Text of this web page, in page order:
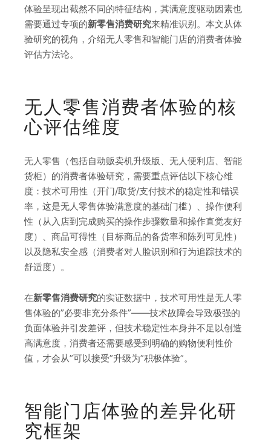
体验呈现出截然不同的特征结构，其满意度驱动因素也
需要通过专项的新零售消费研究来精准识别。本文从体
验研究的视角，介绍无人零售和智能门店的消费者体验
评估方法论。
无人零售消费者体验的核
心评估维度
无人零售（包括自动贩卖机升级版、无人便利店、智能
货柜）的消费者体验研究，需要重点评估以下核心维
度：技术可用性（开门/取货/支付技术的稳定性和错误
率，这是无人零售体验满意度的基础门槛）、操作便利
性（从入店到完成购买的操作步骤数量和操作直觉友好
度）、商品可得性（目标商品的备货率和陈列可见性）
以及隐私安全感（消费者对人脸识别和行为追踪技术的
舒适度）。
在新零售消费研究的实证数据中，技术可用性是无人零
售体验的”必要非充分条件”——技术故障会导致极强的
负面体验并引发差评，但技术稳定性本身并不足以创造
高满意度，消费者还需要感受到明确的购物便利性价
值，才会从”可以接受”升级为”积极体验”。
智能门店体验的差异化研
究框架